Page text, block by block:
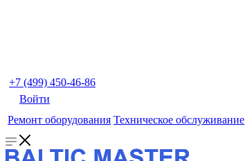
+7 (499) 450-46-86
Войти
Ремонт оборудования Техническое обслуживание